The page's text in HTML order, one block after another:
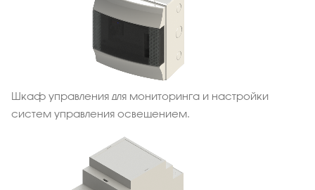
Шкаф управления для мониторинга и настройки
систем управления освещением.